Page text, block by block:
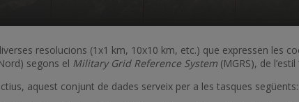
resolucions (1x1 km, 10x10 km, etc.) que expressen les
segons el Military Grid Reference System (MGRS), de
aquest conjunt de dades serveix per a les tasques següents: